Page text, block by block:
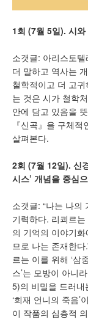
1회 (7월 5일). 시와
소갯글: 아리스토
더 말하고 역사는
철학적이고 더 고
는 것은 시가 철학
안에 담고 있음을
『신곡』을 구체
살펴본다.
2회 (7월 12일). 신
시스’ 개념을 중심
소갯글: “나는 나의
기력하다. 리쾨르
의 기억의 이야기
므로 나는 존재한다
르는 이를 위해 ‘삼
스’는 모방이 아니
5)의 비밀을 드러내
‘희재 언니의 죽음’
이 작품의 심층적